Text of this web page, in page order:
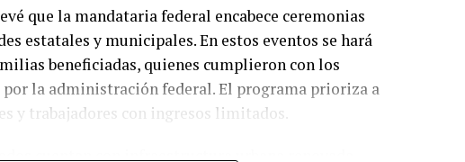
que la mandataria federal encabece ceremonias
estatales y municipales. En estos eventos se hará
beneficiadas, quienes cumplieron con los
la administración federal. El programa prioriza a
y trabajadores con ingresos limitados.
cuentan con infraestructura urbana renovada,